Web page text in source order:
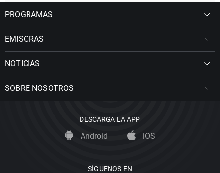
PROGRAMAS
EMISORAS
NOTICIAS
SOBRE NOSOTROS
DESCARGA LA APP
Android iOS
SÍGUENOS EN